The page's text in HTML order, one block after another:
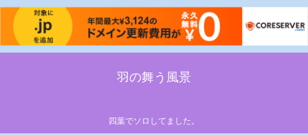
羽の舞う風景
四葉でソロしてました。